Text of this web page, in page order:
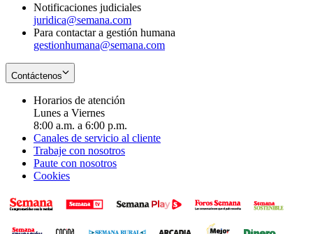
Notificaciones judiciales
juridica@semana.com
Para contactar a gestión humana
gestionhumana@semana.com
Contáctenos
Horarios de atención
Lunes a Viernes
8:00 a.m. a 6:00 p.m.
Canales de servicio al cliente
Trabaje con nosotros
Paute con nosotros
Cookies